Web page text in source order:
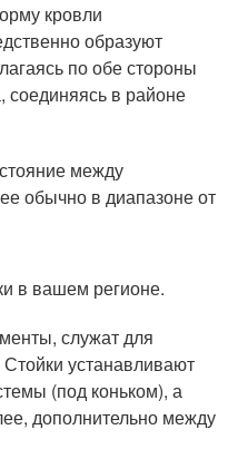
кровли
образуют
по обе стороны
соединяясь в районе
между
обычно в диапазоне от
в вашем регионе.
служат для
устанавливают
(под коньком), а
дополнительно между